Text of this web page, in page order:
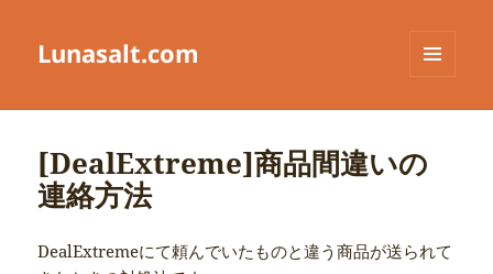
Lunasalt.com
ーとウ
[DealExtreme]商品間違いの
連絡方法
DealExtremeにて頼んでいたものと違う商品が送られて